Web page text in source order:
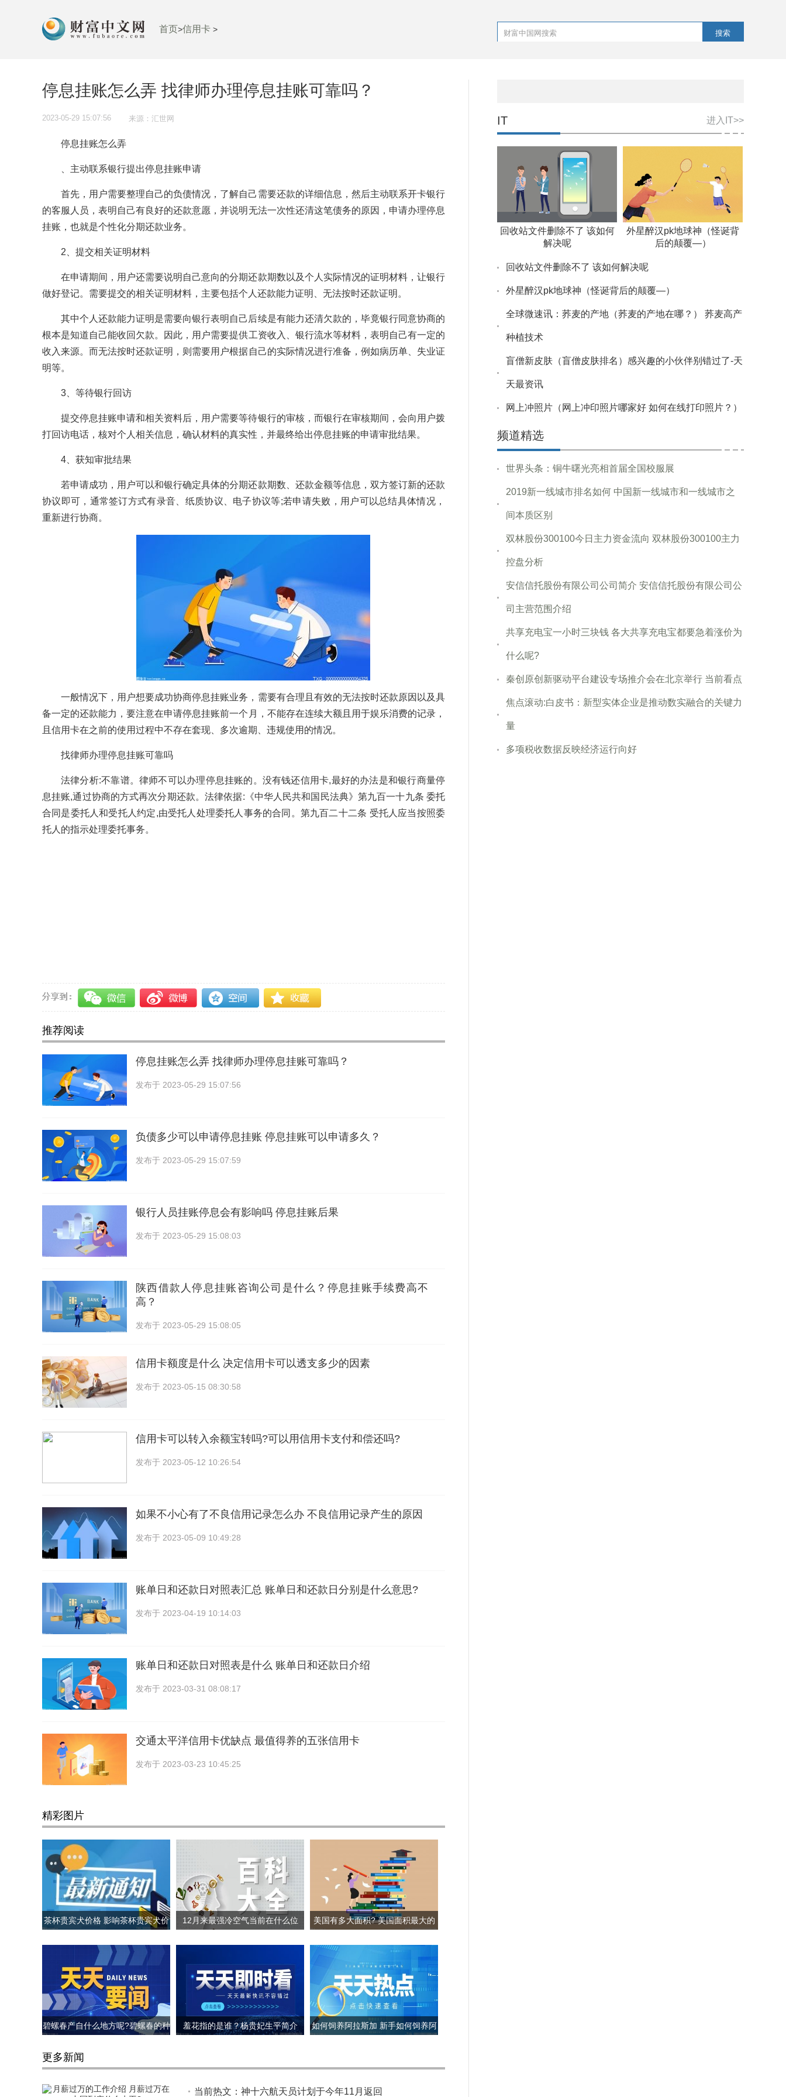
首页>信用卡 > 搜索
停息挂账怎么弄 找律师办理停息挂账可靠吗？
2023-05-29 15:07:56 来源：汇世网
停息挂账怎么弄
、主动联系银行提出停息挂账申请
首先，用户需要整理自己的负债情况，了解自己需要还款的详细信息，然后主动联系开卡银行
的客服人员，表明自己有良好的还款意愿，并说明无法一次性还清这笔债务的原因，申请办理停息
挂账，也就是个性化分期还款业务。
2、提交相关证明材料
在申请期间，用户还需要说明自己意向的分期还款期数以及个人实际情况的证明材料，让银行
做好登记。需要提交的相关证明材料，主要包括个人还款能力证明、无法按时还款证明。
其中个人还款能力证明是需要向银行表明自己后续是有能力还清欠款的，毕竟银行同意协商的
根本是知道自己能收回欠款。因此，用户需要提供工资收入、银行流水等材料，表明自己有一定的
收入来源。而无法按时还款证明，则需要用户根据自己的实际情况进行准备，例如病历单、失业证
明等。
3、等待银行回访
提交停息挂账申请和相关资料后，用户需要等待银行的审核，而银行在审核期间，会向用户拨
打回访电话，核对个人相关信息，确认材料的真实性，并最终给出停息挂账的申请审批结果。
4、获知审批结果
若申请成功，用户可以和银行确定具体的分期还款期数、还款金额等信息，双方签订新的还款
协议即可，通常签订方式有录音、纸质协议、电子协议等;若申请失败，用户可以总结具体情况，
重新进行协商。
一般情况下，用户想要成功协商停息挂账业务，需要有合理且有效的无法按时还款原因以及具
备一定的还款能力，要注意在申请停息挂账前一个月，不能存在连续大额且用于娱乐消费的记录，
且信用卡在之前的使用过程中不存在套现、多次逾期、违规使用的情况。
找律师办理停息挂账可靠吗
法律分析:不靠谱。律师不可以办理停息挂账的。没有钱还信用卡,最好的办法是和银行商量停
息挂账,通过协商的方式再次分期还款。法律依据:《中华人民共和国民法典》第九百一十九条 委托
合同是委托人和受托人约定,由受托人处理委托人事务的合同。第九百二十二条 受托人应当按照委
托人的指示处理委托事务。
推荐阅读
停息挂账怎么弄 找律师办理停息挂账可靠吗？
发布于 2023-05-29 15:07:56
负债多少可以申请停息挂账 停息挂账可以申请多久？
发布于 2023-05-29 15:07:59
银行人员挂账停息会有影响吗 停息挂账后果
发布于 2023-05-29 15:08:03
陕西借款人停息挂账咨询公司是什么？停息挂账手续费高不
高？
发布于 2023-05-29 15:08:05
信用卡额度是什么 决定信用卡可以透支多少的因素
发布于 2023-05-15 08:30:58
信用卡可以转入余额宝转吗?可以用信用卡支付和偿还吗?
发布于 2023-05-12 10:26:54
如果不小心有了不良信用记录怎么办 不良信用记录产生的原因
发布于 2023-05-09 10:49:28
账单日和还款日对照表汇总 账单日和还款日分别是什么意思?
发布于 2023-04-19 10:14:03
账单日和还款日对照表是什么 账单日和还款日介绍
发布于 2023-03-31 08:08:17
交通太平洋信用卡优缺点 最值得养的五张信用卡
发布于 2023-03-23 10:45:25
精彩图片
茶杯贵宾犬价格 影响茶杯贵宾犬价
12月来最强冷空气当前在什么位
美国有多大面积? 美国面积最大的
碧螺春产自什么地方呢?碧螺春的种
羞花指的是谁？杨贵妃生平简介
如何饲养阿拉斯加 新手如何饲养阿
更多新闻
当前热文：神十六航天员计划于今年11月返回
IT 进入IT>>
回收站文件删除不了 该如何
解决呢
外星醉汉pk地球神（怪诞背
后的颠覆—）
回收站文件删除不了 该如何解决呢
外星醉汉pk地球神（怪诞背后的颠覆—）
全球微速讯：荞麦的产地（荞麦的产地在哪？） 荞麦高产
种植技术
盲僧新皮肤（盲僧皮肤排名）感兴趣的小伙伴别错过了-天
天最资讯
网上冲照片（网上冲印照片哪家好 如何在线打印照片？）
频道精选
世界头条：铜牛曙光亮相首届全国校服展
2019新一线城市排名如何 中国新一线城市和一线城市之
间本质区别
双林股份300100今日主力资金流向 双林股份300100主力
控盘分析
安信信托股份有限公司公司简介 ​安信信托股份有限公司公
司主营范围介绍
共享充电宝一小时三块钱 各大共享充电宝都要急着涨价为
什么呢?
秦创原创新驱动平台建设专场推介会在北京举行 当前看点
焦点滚动:白皮书：新型实体企业是推动数实融合的关键力
量
多项税收数据反映经济运行向好